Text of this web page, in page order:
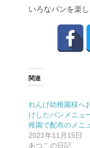
いろなパンを楽
関連
れんげ幼稚園様へ
けしたパンメニュ
稚園で配布のメニ
2021年11月15日
あつこの日記